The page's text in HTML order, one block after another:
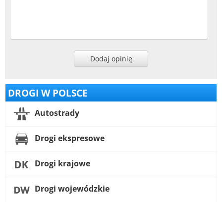
Dodaj opinię
DROGI W POLSCE
Autostrady
Drogi ekspresowe
Drogi krajowe
Drogi wojewódzkie